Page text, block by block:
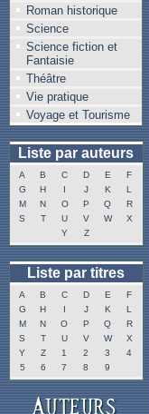
Roman historique
Science
Science fiction et
Fantaisie
Théâtre
Vie pratique
Voyage et Tourisme
Liste par auteurs
A B C D E
F
G
H I J K
L
M
N O P Q
R
S
T U V W
X
Y
Z
Liste par titres
A B C D E
F
G
H I J K
L
M
N O P Q
R
S
T U V W
X
Y
Z 1 2 3
4
5
6 7 8 9